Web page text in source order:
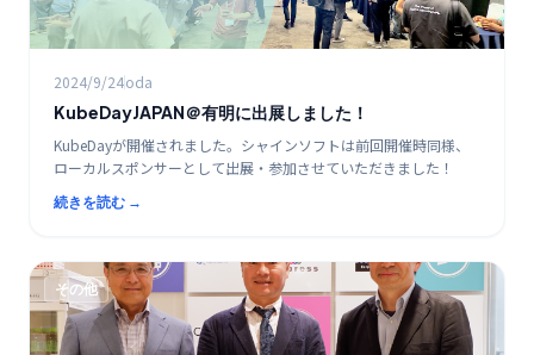
2024/9/24oda
KubeDayJAPAN＠有明に出展しました！
KubeDayが開催されました。シャインソフトは前回開催時同様、
ローカルスポンサーとして出展・参加させていただきました！
続きを読む →
その他